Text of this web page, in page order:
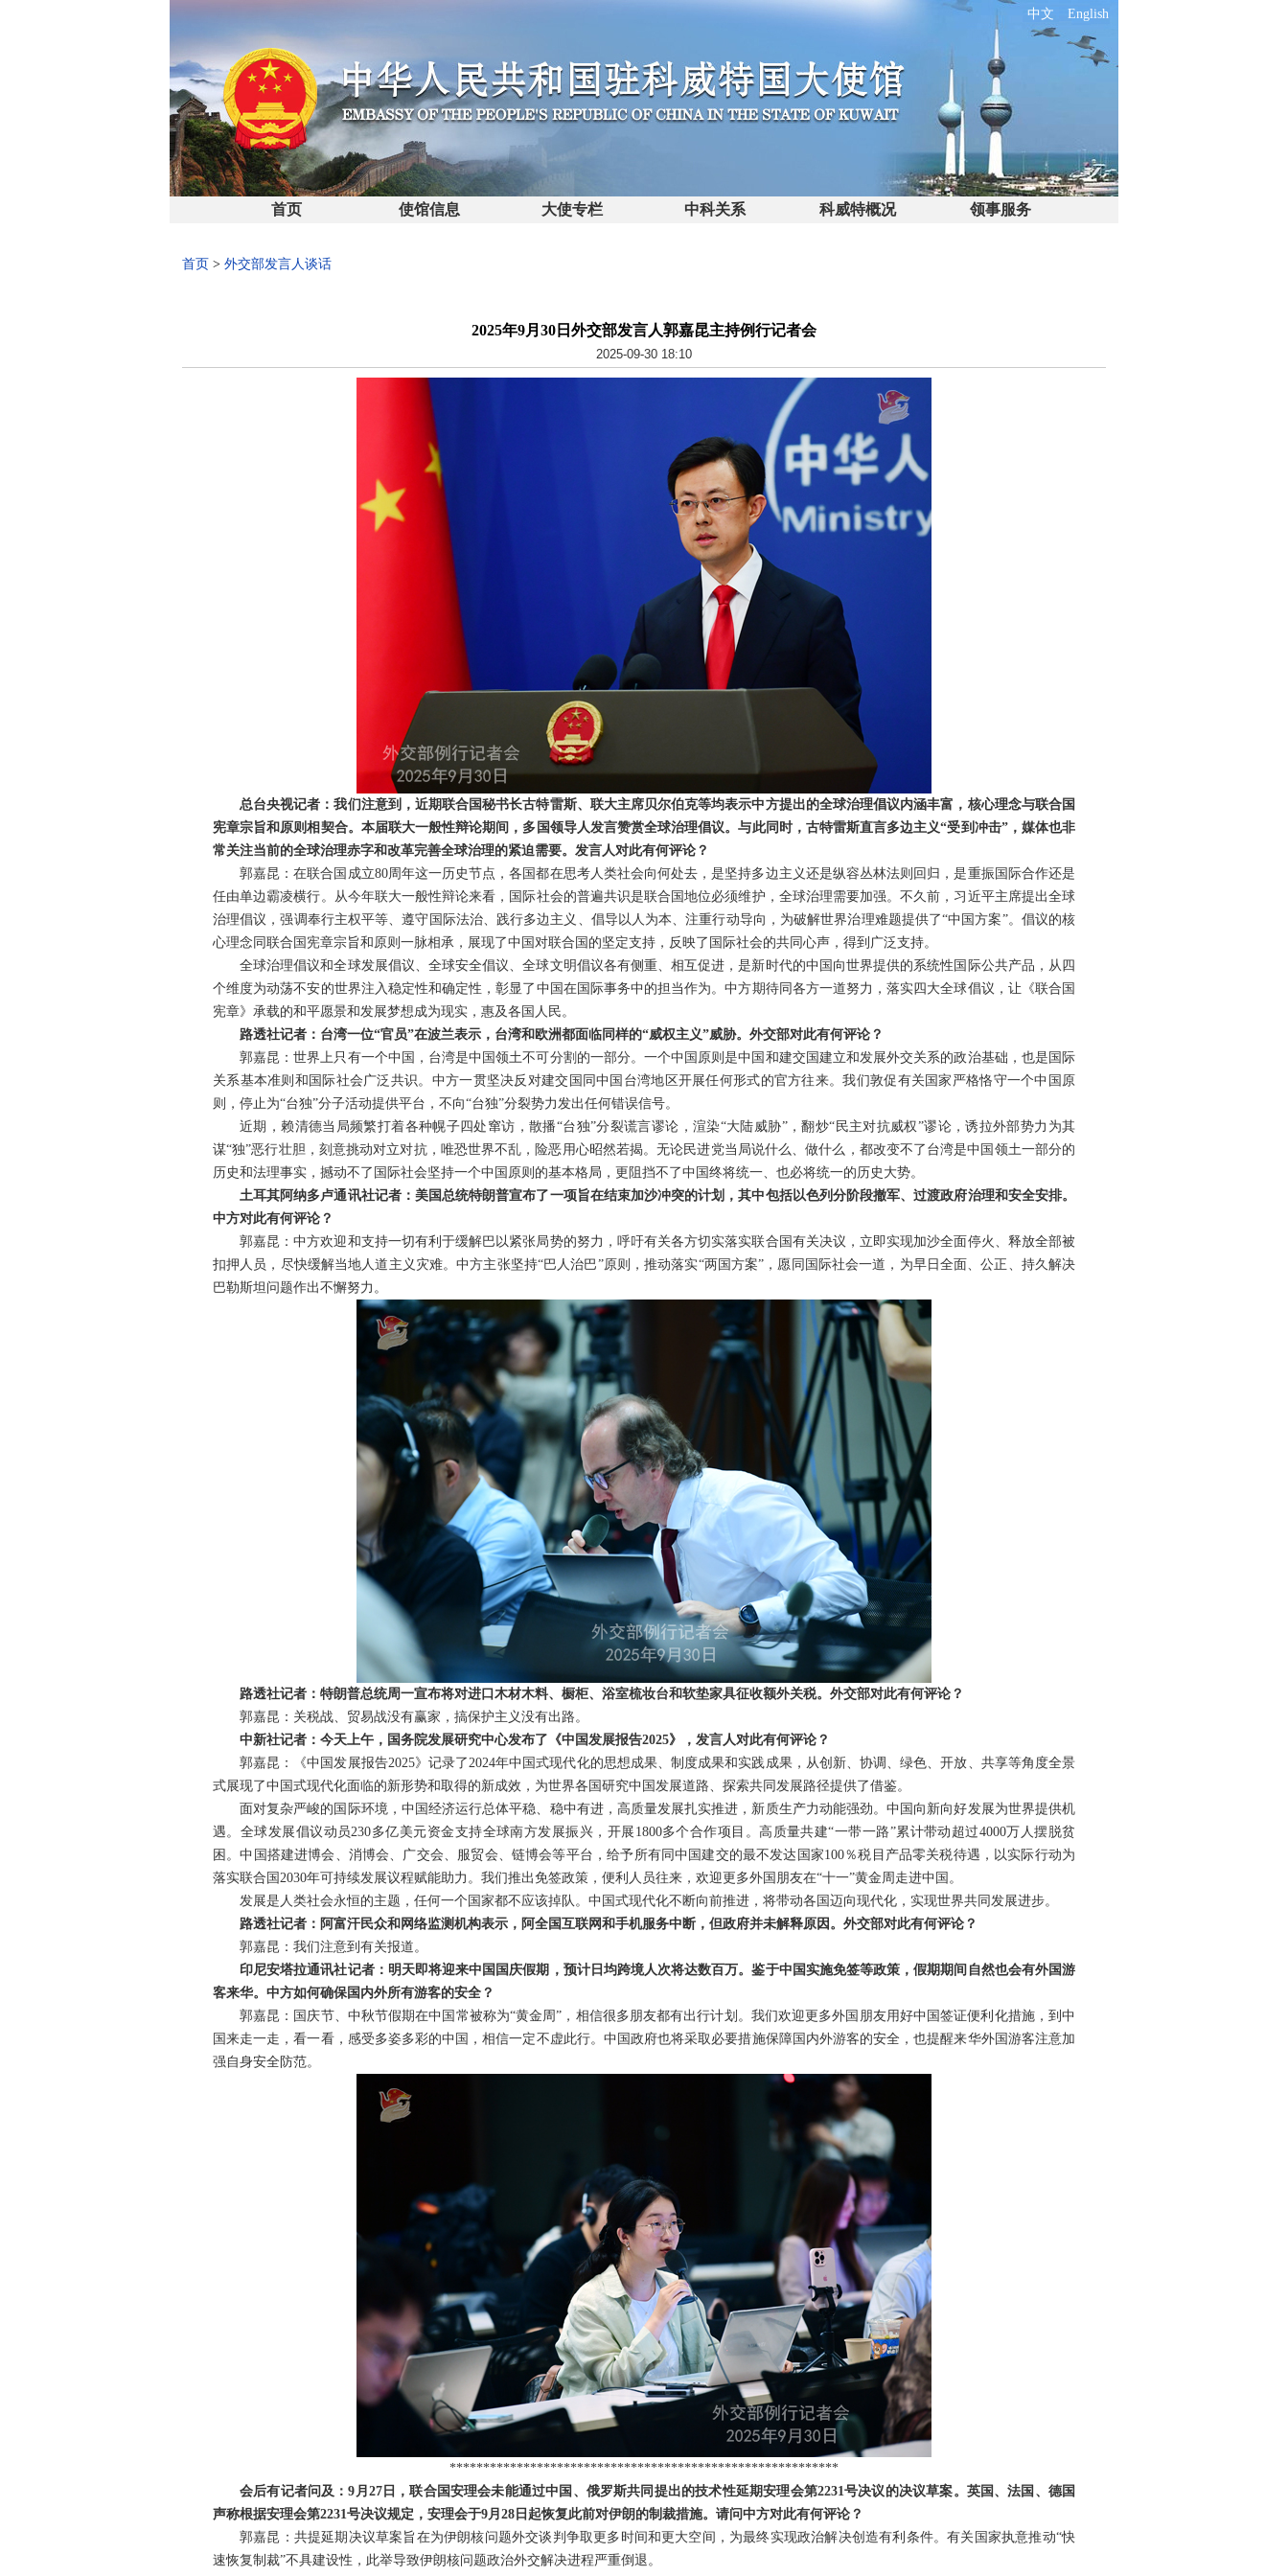
中文 English
首页 使馆信息 大使专栏 中科关系 科威特概况 领事服务
首页 > 外交部发言人谈话
2025年9月30日外交部发言人郭嘉昆主持例行记者会
2025-09-30 18:10
总台央视记者：我们注意到，近期联合国秘书长古特雷斯、联大主席贝尔伯克等均表示中方提出的全球治理倡议内涵丰富，核心理念与联合国
宪章宗旨和原则相契合。本届联大一般性辩论期间，多国领导人发言赞赏全球治理倡议。与此同时，古特雷斯直言多边主义“受到冲击”，媒体也非
常关注当前的全球治理赤字和改革完善全球治理的紧迫需要。发言人对此有何评论？
郭嘉昆：在联合国成立80周年这一历史节点，各国都在思考人类社会向何处去，是坚持多边主义还是纵容丛林法则回归，是重振国际合作还是
任由单边霸凌横行。从今年联大一般性辩论来看，国际社会的普遍共识是联合国地位必须维护，全球治理需要加强。不久前，习近平主席提出全球
治理倡议，强调奉行主权平等、遵守国际法治、践行多边主义、倡导以人为本、注重行动导向，为破解世界治理难题提供了“中国方案”。倡议的核
心理念同联合国宪章宗旨和原则一脉相承，展现了中国对联合国的坚定支持，反映了国际社会的共同心声，得到广泛支持。
全球治理倡议和全球发展倡议、全球安全倡议、全球文明倡议各有侧重、相互促进，是新时代的中国向世界提供的系统性国际公共产品，从四
个维度为动荡不安的世界注入稳定性和确定性，彰显了中国在国际事务中的担当作为。中方期待同各方一道努力，落实四大全球倡议，让《联合国
宪章》承载的和平愿景和发展梦想成为现实，惠及各国人民。
路透社记者：台湾一位“官员”在波兰表示，台湾和欧洲都面临同样的“威权主义”威胁。外交部对此有何评论？
郭嘉昆：世界上只有一个中国，台湾是中国领土不可分割的一部分。一个中国原则是中国和建交国建立和发展外交关系的政治基础，也是国际
关系基本准则和国际社会广泛共识。中方一贯坚决反对建交国同中国台湾地区开展任何形式的官方往来。我们敦促有关国家严格恪守一个中国原
则，停止为“台独”分子活动提供平台，不向“台独”分裂势力发出任何错误信号。
近期，赖清德当局频繁打着各种幌子四处窜访，散播“台独”分裂谎言谬论，渲染“大陆威胁”，翻炒“民主对抗威权”谬论，诱拉外部势力为其
谋“独”恶行壮胆，刻意挑动对立对抗，唯恐世界不乱，险恶用心昭然若揭。无论民进党当局说什么、做什么，都改变不了台湾是中国领土一部分的
历史和法理事实，撼动不了国际社会坚持一个中国原则的基本格局，更阻挡不了中国终将统一、也必将统一的历史大势。
土耳其阿纳多卢通讯社记者：美国总统特朗普宣布了一项旨在结束加沙冲突的计划，其中包括以色列分阶段撤军、过渡政府治理和安全安排。
中方对此有何评论？
郭嘉昆：中方欢迎和支持一切有利于缓解巴以紧张局势的努力，呼吁有关各方切实落实联合国有关决议，立即实现加沙全面停火、释放全部被
扣押人员，尽快缓解当地人道主义灾难。中方主张坚持“巴人治巴”原则，推动落实“两国方案”，愿同国际社会一道，为早日全面、公正、持久解决
巴勒斯坦问题作出不懈努力。
路透社记者：特朗普总统周一宣布将对进口木材木料、橱柜、浴室梳妆台和软垫家具征收额外关税。外交部对此有何评论？
郭嘉昆：关税战、贸易战没有赢家，搞保护主义没有出路。
中新社记者：今天上午，国务院发展研究中心发布了《中国发展报告2025》，发言人对此有何评论？
郭嘉昆：《中国发展报告2025》记录了2024年中国式现代化的思想成果、制度成果和实践成果，从创新、协调、绿色、开放、共享等角度全景
式展现了中国式现代化面临的新形势和取得的新成效，为世界各国研究中国发展道路、探索共同发展路径提供了借鉴。
面对复杂严峻的国际环境，中国经济运行总体平稳、稳中有进，高质量发展扎实推进，新质生产力动能强劲。中国向新向好发展为世界提供机
遇。全球发展倡议动员230多亿美元资金支持全球南方发展振兴，开展1800多个合作项目。高质量共建“一带一路”累计带动超过4000万人摆脱贫
困。中国搭建进博会、消博会、广交会、服贸会、链博会等平台，给予所有同中国建交的最不发达国家100％税目产品零关税待遇，以实际行动为
落实联合国2030年可持续发展议程赋能助力。我们推出免签政策，便利人员往来，欢迎更多外国朋友在“十一”黄金周走进中国。
发展是人类社会永恒的主题，任何一个国家都不应该掉队。中国式现代化不断向前推进，将带动各国迈向现代化，实现世界共同发展进步。
路透社记者：阿富汗民众和网络监测机构表示，阿全国互联网和手机服务中断，但政府并未解释原因。外交部对此有何评论？
郭嘉昆：我们注意到有关报道。
印尼安塔拉通讯社记者：明天即将迎来中国国庆假期，预计日均跨境人次将达数百万。鉴于中国实施免签等政策，假期期间自然也会有外国游
客来华。中方如何确保国内外所有游客的安全？
郭嘉昆：国庆节、中秋节假期在中国常被称为“黄金周”，相信很多朋友都有出行计划。我们欢迎更多外国朋友用好中国签证便利化措施，到中
国来走一走，看一看，感受多姿多彩的中国，相信一定不虚此行。中国政府也将采取必要措施保障国内外游客的安全，也提醒来华外国游客注意加
强自身安全防范。
**********************************************************
会后有记者问及：9月27日，联合国安理会未能通过中国、俄罗斯共同提出的技术性延期安理会第2231号决议的决议草案。英国、法国、德国
声称根据安理会第2231号决议规定，安理会于9月28日起恢复此前对伊朗的制裁措施。请问中方对此有何评论？
郭嘉昆：共提延期决议草案旨在为伊朗核问题外交谈判争取更多时间和更大空间，为最终实现政治解决创造有利条件。有关国家执意推动“快
速恢复制裁”不具建设性，此举导致伊朗核问题政治外交解决进程严重倒退。